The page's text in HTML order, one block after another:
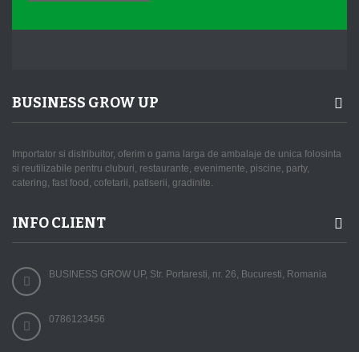
BUSINESS GROW UP
Importator si distribuitor, oferim o gama larga de ambalaje de unica folosinta
si reutilizabile pentru cluburi, restaurante, evenimente, piscine, party,
catering, fast food, cofetarii, patiserii, gradinite.
INFO CLIENT
BUSINESS GROW UP, Str. Portaresti, nr. 26, Bucuresti, Romania
0786123456